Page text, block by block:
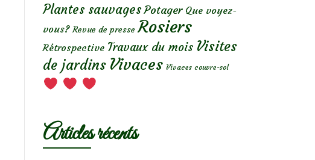
Plantes sauvages Potager Que voyez-
vous? Revue de presse Rosiers
Rétrospective Travaux du mois Visites
de jardins Vivaces Vivaces couvre-sol
Articles récents